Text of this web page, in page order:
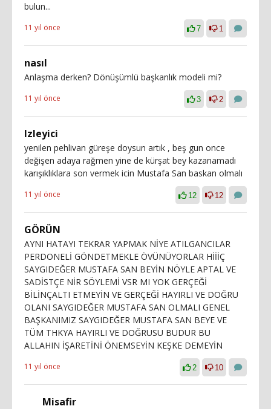
bulun...
11 yıl önce 7 1
nasıl
Anlaşma derken? Dönüşümlü başkanlık modeli mi?
11 yıl önce 3 2
Izleyici
yenilen pehlivan güreşe doysun artık , beş gun once
değişen adaya rağmen yine de kürşat bey kazanamadı
karışıklıklara son vermek icin Mustafa San baskan olmalı
11 yıl önce 12 12
GÖRÜN
AYNI HATAYI TEKRAR YAPMAK NİYE ATILGANCILAR
PERDONELİ GÖNDETMEKLE ÖVÜNÜYORLAR HİİİÇ
SAYGIDEĞER MUSTAFA SAN BEYİN NÖYLE APTAL VE
SADİSTÇE NİR SÖYLEMİ VSR MI YOK GERÇEĞİ
BİLİNÇALTI ETMEYİN VE GERÇEĞİ HAYIRLI VE DOĞRU
OLANI SAYGIDEĞER MUSTAFA SAN OLMALI GENEL
BAŞKANIMIZ SAYGIDEĞER MUSTAFA SAN BEYE VE
TÜM THKYA HAYIRLI VE DOĞRUSU BUDUR BU
ALLAHIN İŞARETİNİ ÖNEMSEYİN KEŞKE DEMEYİN
11 yıl önce 2 10
Misafir